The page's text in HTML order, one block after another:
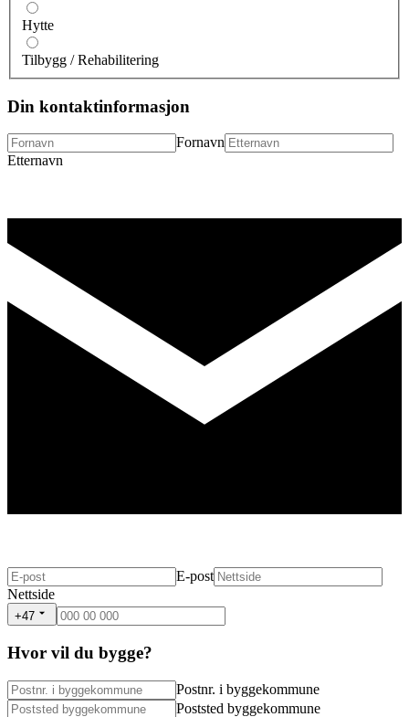
Hytte
Tilbygg / Rehabilitering
Din kontaktinformasjon
Fornavn
Etternavn
E-post
Nettside
+47
Hvor vil du bygge?
Postnr. i byggekommune
Poststed byggekommune